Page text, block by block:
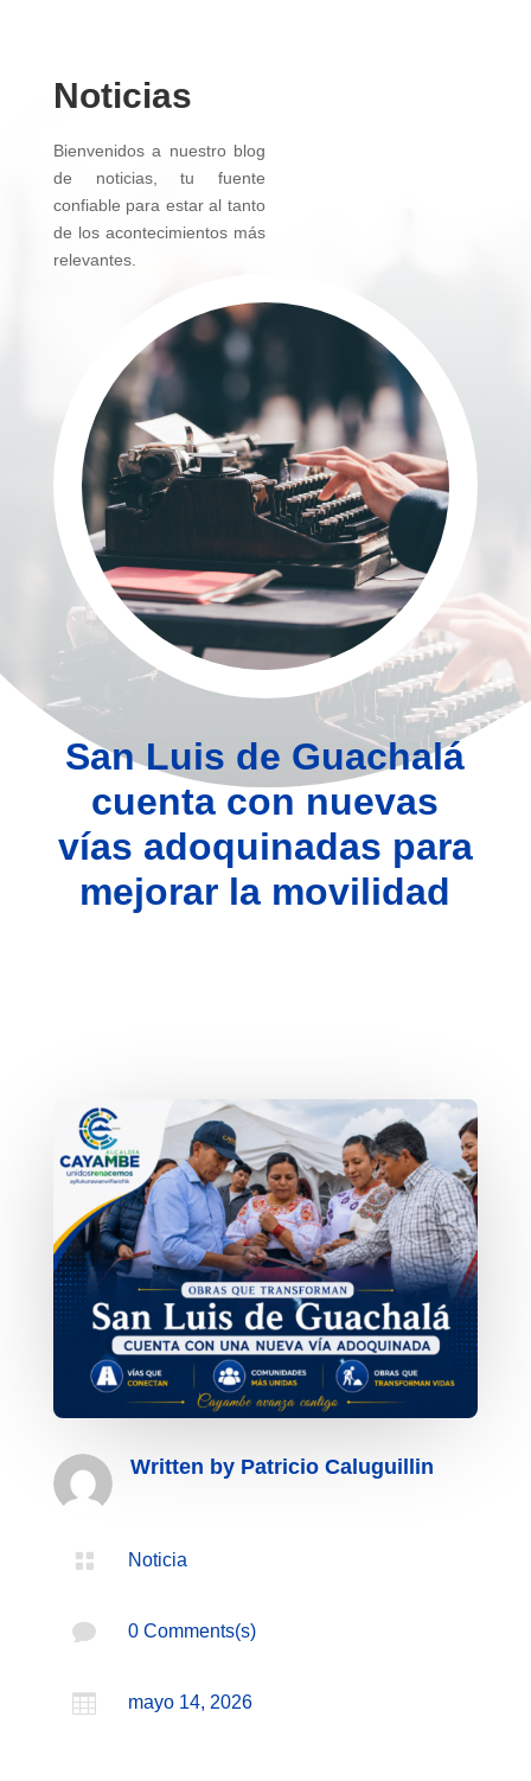
Noticias
Bienvenidos a nuestro blog
de noticias, tu fuente
confiable para estar al tanto
de los acontecimientos más
relevantes.
San Luis de Guachalá
cuenta con nuevas
vías adoquinadas para
mejorar la movilidad
Written by Patricio Caluguillin
 Noticia
 0 Comments(s)
 mayo 14, 2026